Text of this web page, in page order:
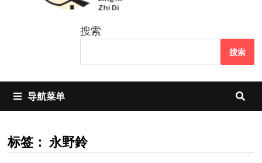
搜索
搜索
导航菜单
标签： 永野鈴